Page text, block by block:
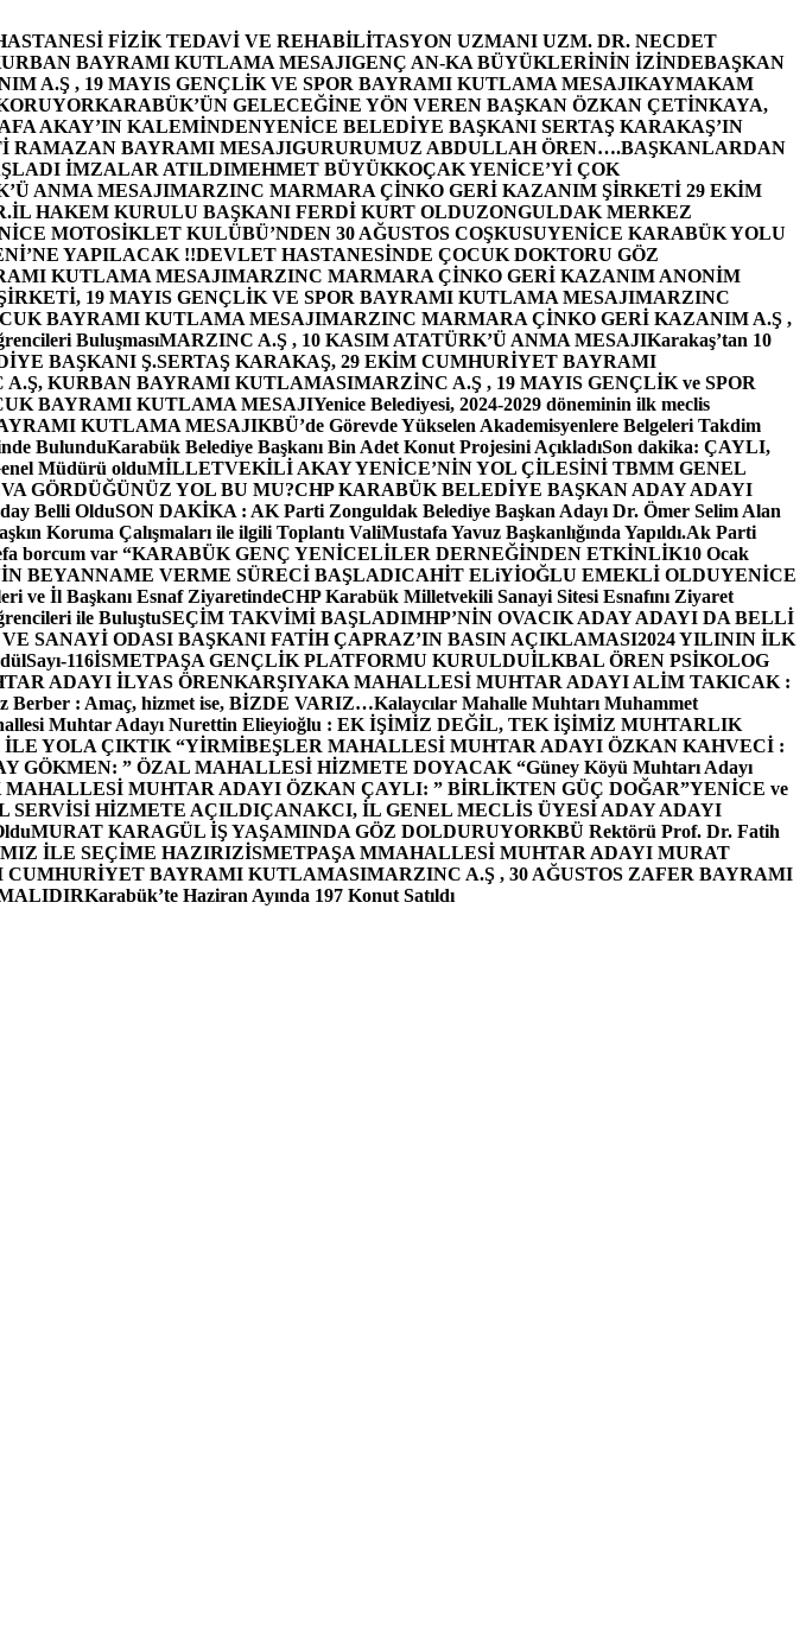
FİZİK TEDAVİ VE REHABİLİTASYON UZMANI UZM. DR. NECDET
BAYRAMI KUTLAMA MESAJIGENÇ AN-KA BÜYÜKLERİNİN İZİNDEBAŞKAN
A.Ş , 19 MAYIS GENÇLİK VE SPOR BAYRAMI KUTLAMA MESAJIKAYMAKAM
KARABÜK’ÜN GELECEĞİNE YÖN VEREN BAŞKAN ÖZKAN ÇETİNKAYA,
AKAY’IN KALEMİNDENYENİCE BELEDİYE BAŞKANI SERTAŞ KARAKAŞ’IN
RAMAZAN BAYRAMI MESAJIGURURUMUZ ABDULLAH ÖREN….BAŞKANLARDAN
İMZALAR ATILDIMEHMET BÜYÜKKOÇAK YENİCE’Yİ ÇOK
ANMA MESAJIMARZINC MARMARA ÇİNKO GERİ KAZANIM ŞİRKETİ 29 EKİM
İL HAKEM KURULU BAŞKANI FERDİ KURT OLDUZONGULDAK MERKEZ
MOTOSİKLET KULÜBÜ’NDEN 30 AĞUSTOS COŞKUSUYENİCE KARABÜK YOLU
YAPILACAK !!DEVLET HASTANESİNDE ÇOCUK DOKTORU GÖZ
KUTLAMA MESAJIMARZINC MARMARA ÇİNKO GERİ KAZANIM ANONİM
19 MAYIS GENÇLİK VE SPOR BAYRAMI KUTLAMA MESAJIMARZINC
BAYRAMI KUTLAMA MESAJIMARZINC MARMARA ÇİNKO GERİ KAZANIM A.Ş ,
BuluşmasıMARZINC A.Ş , 10 KASIM ATATÜRK’Ü ANMA MESAJIKarakaş’tan 10
BAŞKANI Ş.SERTAŞ KARAKAŞ, 29 EKİM CUMHURİYET BAYRAMI
A.Ş, KURBAN BAYRAMI KUTLAMASIMARZİNC A.Ş , 19 MAYIS GENÇLİK ve SPOR
BAYRAMI KUTLAMA MESAJIYenice Belediyesi, 2024-2029 döneminin ilk meclis
KUTLAMA MESAJIKBÜ’de Görevde Yükselen Akademisyenlere Belgeleri Takdim
BulunduKarabük Belediye Başkanı Bin Adet Konut Projesini AçıkladıSon dakika: ÇAYLI,
Müdürü olduMİLLETVEKİLİ AKAY YENİCE’NİN YOL ÇİLESİNİ TBMM GENEL
GÖRDÜĞÜNÜZ YOL BU MU?CHP KARABÜK BELEDİYE BAŞKAN ADAY ADAYI
Belli OlduSON DAKİKA : AK Parti Zonguldak Belediye Başkan Adayı Dr. Ömer Selim Alan
Koruma Çalışmaları ile ilgili Toplantı ValiMustafa Yavuz Başkanlığında Yapıldı.Ak Parti
borcum var “KARABÜK GENÇ YENİCELİLER DERNEĞİNDEN ETKİNLİK10 Ocak
BEYANNAME VERME SÜRECİ BAŞLADICAHİT ELiYİOĞLU EMEKLİ OLDUYENİCE
ve İl Başkanı Esnaf ZiyaretindeCHP Karabük Milletvekili Sanayi Sitesi Esnafını Ziyaret
ile BuluştuSEÇİM TAKVİMİ BAŞLADIMHP’NİN OVACIK ADAY ADAYI DA BELLİ
SANAYİ ODASI BAŞKANI FATİH ÇAPRAZ’IN BASIN AÇIKLAMASI2024 YILININ İLK
Sayı-116İSMETPAŞA GENÇLİK PLATFORMU KURULDUİLKBAL ÖREN PSİKOLOG
ADAYI İLYAS ÖRENKARŞIYAKA MAHALLESİ MUHTAR ADAYI ALİM TAKICAK :
Berber : Amaç, hizmet ise, BİZDE VARIZ…Kalaycılar Mahalle Muhtarı Muhammet
Muhtar Adayı Nurettin Elieyioğlu : EK İŞİMİZ DEĞİL, TEK İŞİMİZ MUHTARLIK
İLE YOLA ÇIKTIK “YİRMİBEŞLER MAHALLESİ MUHTAR ADAYI ÖZKAN KAHVECİ :
GÖKMEN: ” ÖZAL MAHALLESİ HİZMETE DOYACAK “Güney Köyü Muhtarı Adayı
MAHALLESİ MUHTAR ADAYI ÖZKAN ÇAYLI: ” BİRLİKTEN GÜÇ DOĞAR”YENİCE ve
SERVİSİ HİZMETE AÇILDIÇANAKCI, İL GENEL MECLİS ÜYESİ ADAY ADAYI
MURAT KARAGÜL İŞ YAŞAMINDA GÖZ DOLDURUYORKBÜ Rektörü Prof. Dr. Fatih
İLE SEÇİME HAZIRIZİSMETPAŞA MMAHALLESİ MUHTAR ADAYI MURAT
CUMHURİYET BAYRAMI KUTLAMASIMARZINC A.Ş , 30 AĞUSTOS ZAFER BAYRAMI
Karabük’te Haziran Ayında 197 Konut Satıldı